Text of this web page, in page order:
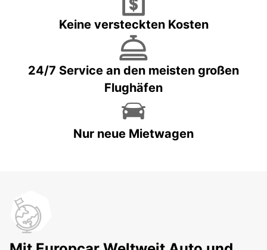
Keine versteckten Kosten
24/7 Service an den meisten großen
Flughäfen
Nur neue Mietwagen